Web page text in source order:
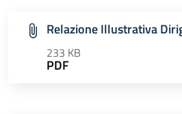
Relazione Illustrativa
233 KB
PDF